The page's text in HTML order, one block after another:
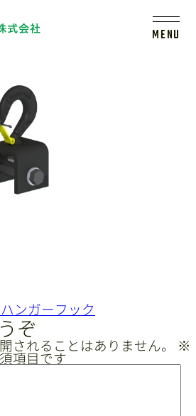
MENU
て
ルシステムについて
ライバシーポリシー
ンガーフック
ぞ
されることはありません。 ※
項目です